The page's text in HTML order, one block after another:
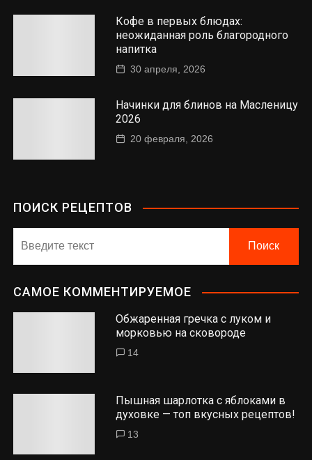
Кофе в первых блюдах:
неожиданная роль благородного
напитка
30 апреля, 2026
Начинки для блинов на Масленицу
2026
20 февраля, 2026
ПОИСК РЕЦЕПТОВ
САМОЕ КОММЕНТИРУЕМОЕ
Обжаренная гречка с луком и
морковью на сковороде
14
Пышная шарлотка с яблоками в
духовке — топ вкусных рецептов!
13